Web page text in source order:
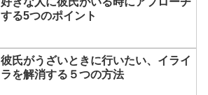
する5つのポイント
彼氏がうざいときに行いたい、イライ
ラを解消する５つの方法